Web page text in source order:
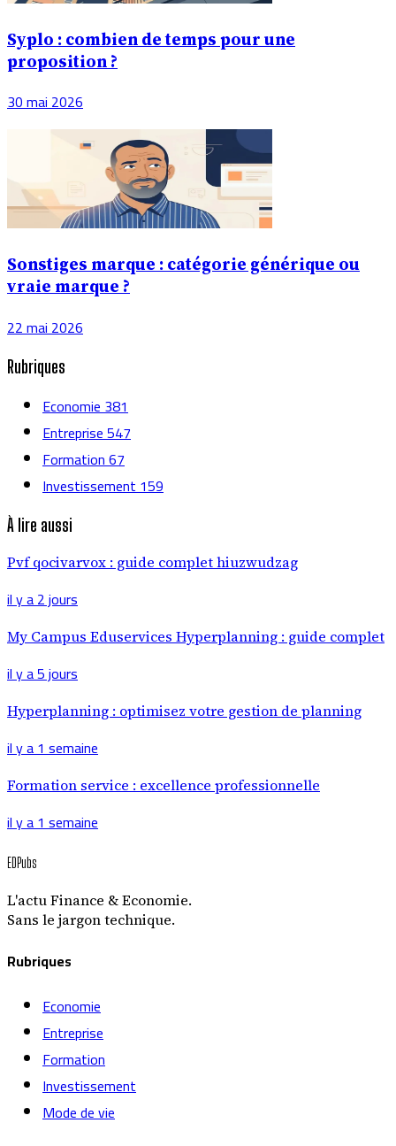
Syplo : combien de temps pour une
proposition ?
30 mai 2026
Sonstiges marque : catégorie générique ou
vraie marque ?
22 mai 2026
Rubriques
Economie381
Entreprise547
Formation67
Investissement159
À lire aussi
Pvf qocivarvox : guide complet hiuzwudzag
il y a 2 jours
My Campus Eduservices Hyperplanning : guide complet
il y a 5 jours
Hyperplanning : optimisez votre gestion de planning
il y a 1 semaine
Formation service : excellence professionnelle
il y a 1 semaine
EDPubs
L'actu Finance & Economie.
Sans le jargon technique.
Rubriques
Economie
Entreprise
Formation
Investissement
Mode de vie